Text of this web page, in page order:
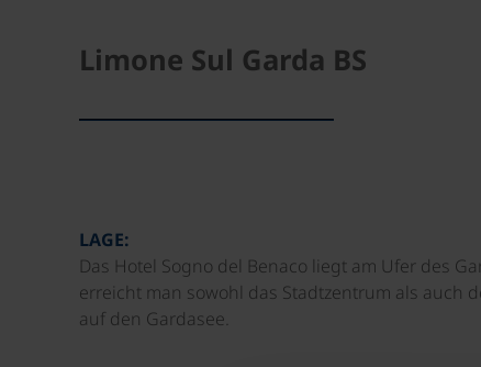
Limone Sul Garda BS
LAGE:
Das Hotel Sogno del Benaco liegt am Ufer des
erreicht man sowohl das Stadtzentrum als auch
auf den Gardasee.